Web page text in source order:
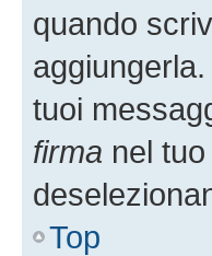
quando
tuoi
firma nel
Top